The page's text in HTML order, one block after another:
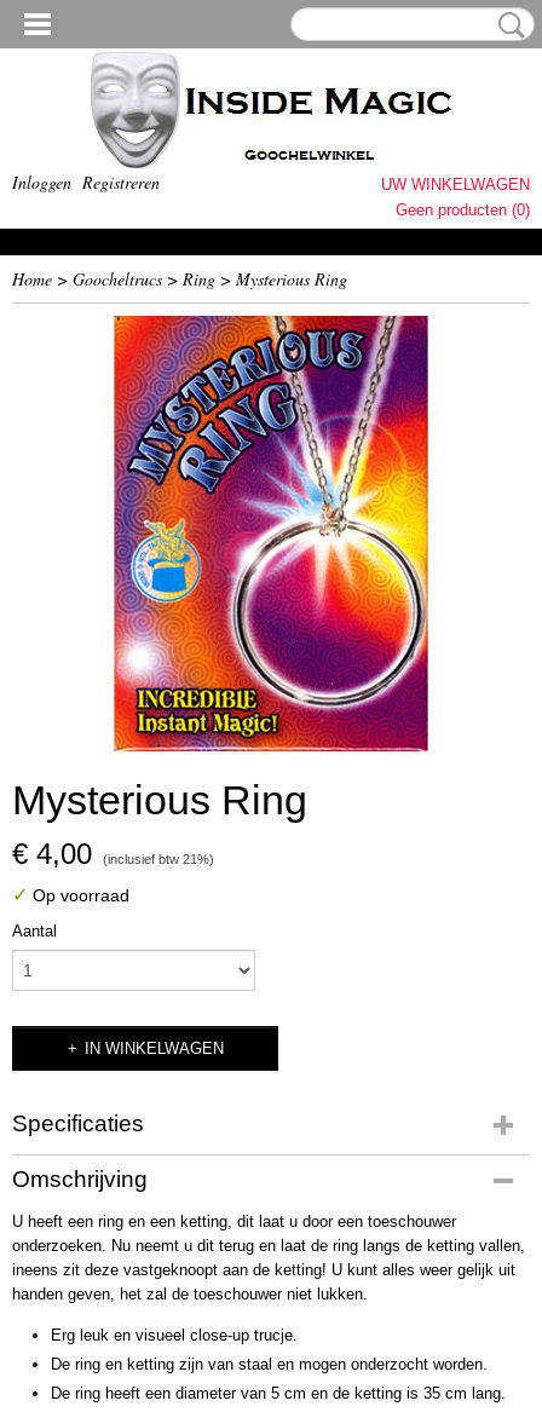
Inloggen Registreren
UW WINKELWAGEN
Geen producten (0)
Home > Goocheltrucs > Ring > Mysterious Ring
Mysterious Ring
€ 4,00 (inclusief btw 21%)
✓ Op voorraad
Aantal
IN WINKELWAGEN
Specificaties
Productcode
2505
Bruto gewicht
32,00 g
Omschrijving
U heeft een ring en een ketting, dit laat u door een toeschouwer
onderzoeken. Nu neemt u dit terug en laat de ring langs de ketting vallen,
ineens zit deze vastgeknoopt aan de ketting! U kunt alles weer gelijk uit
handen geven, het zal de toeschouwer niet lukken.
Erg leuk en visueel close-up trucje.
De ring en ketting zijn van staal en mogen onderzocht worden.
De ring heeft een diameter van 5 cm en de ketting is 35 cm lang.